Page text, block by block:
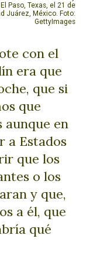
Paso, Texas, el 21 de
Juárez, México. Foto:
GettyImages
con el
era que
que si
que
aunque en
a Estados
que los
o los
y que,
a él, que
qué